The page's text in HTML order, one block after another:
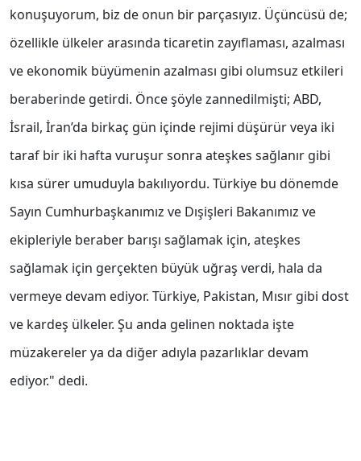
konuşuyorum, biz de onun bir parçasıyız. Üçüncüsü de;
özellikle ülkeler arasında ticaretin zayıflaması, azalması
ve ekonomik büyümenin azalması gibi olumsuz etkileri
beraberinde getirdi. Önce şöyle zannedilmişti; ABD,
İsrail, İran’da birkaç gün içinde rejimi düşürür veya iki
taraf bir iki hafta vuruşur sonra ateşkes sağlanır gibi
kısa sürer umuduyla bakılıyordu. Türkiye bu dönemde
Sayın Cumhurbaşkanımız ve Dışişleri Bakanımız ve
ekipleriyle beraber barışı sağlamak için, ateşkes
sağlamak için gerçekten büyük uğraş verdi, hala da
vermeye devam ediyor. Türkiye, Pakistan, Mısır gibi dost
ve kardeş ülkeler. Şu anda gelinen noktada işte
müzakereler ya da diğer adıyla pazarlıklar devam
ediyor." dedi.